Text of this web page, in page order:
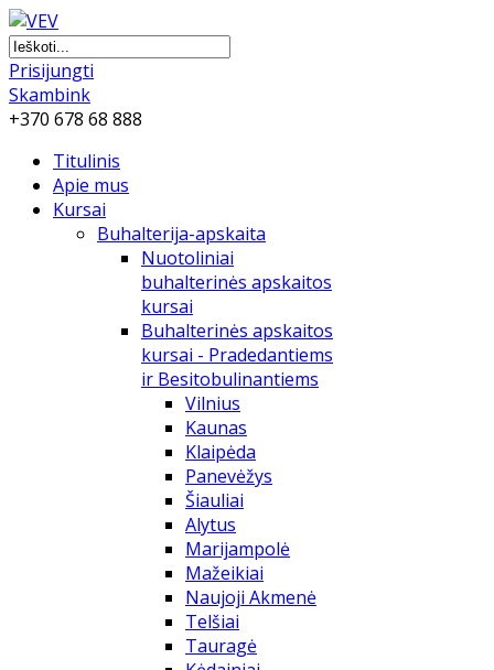
Prisijungti
Skambink
+370 678 68 888
Titulinis
Apie mus
Kursai
Buhalterija-apskaita
Nuotoliniai
buhalterinės apskaitos
kursai
Buhalterinės apskaitos
kursai - Pradedantiems
ir Besitobulinantiems
Vilnius
Kaunas
Klaipėda
Panevėžys
Šiauliai
Alytus
Marijampolė
Mažeikiai
Naujoji Akmenė
Telšiai
Tauragė